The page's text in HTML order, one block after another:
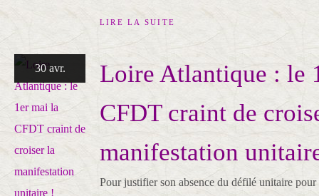
LIRE LA SUITE
30 avr.
Loire Atlantique : le
CFDT craint de
manifestation
Pour justifier son absence du défilé unitaire